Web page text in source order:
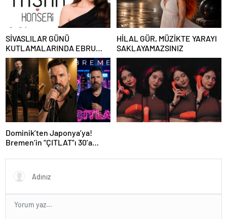
SİVASLILAR GÜNÜ
KUTLAMALARINDA EBRU
YAŞAR RÜZGARI ESECEK!
HİLAL GÜR, MÜZİKTE YARAYI
SAKLAYAMAZSINIZ
Dominik’ten Japonya’ya!
Bremen’in “ÇITLAT”ı 30’a